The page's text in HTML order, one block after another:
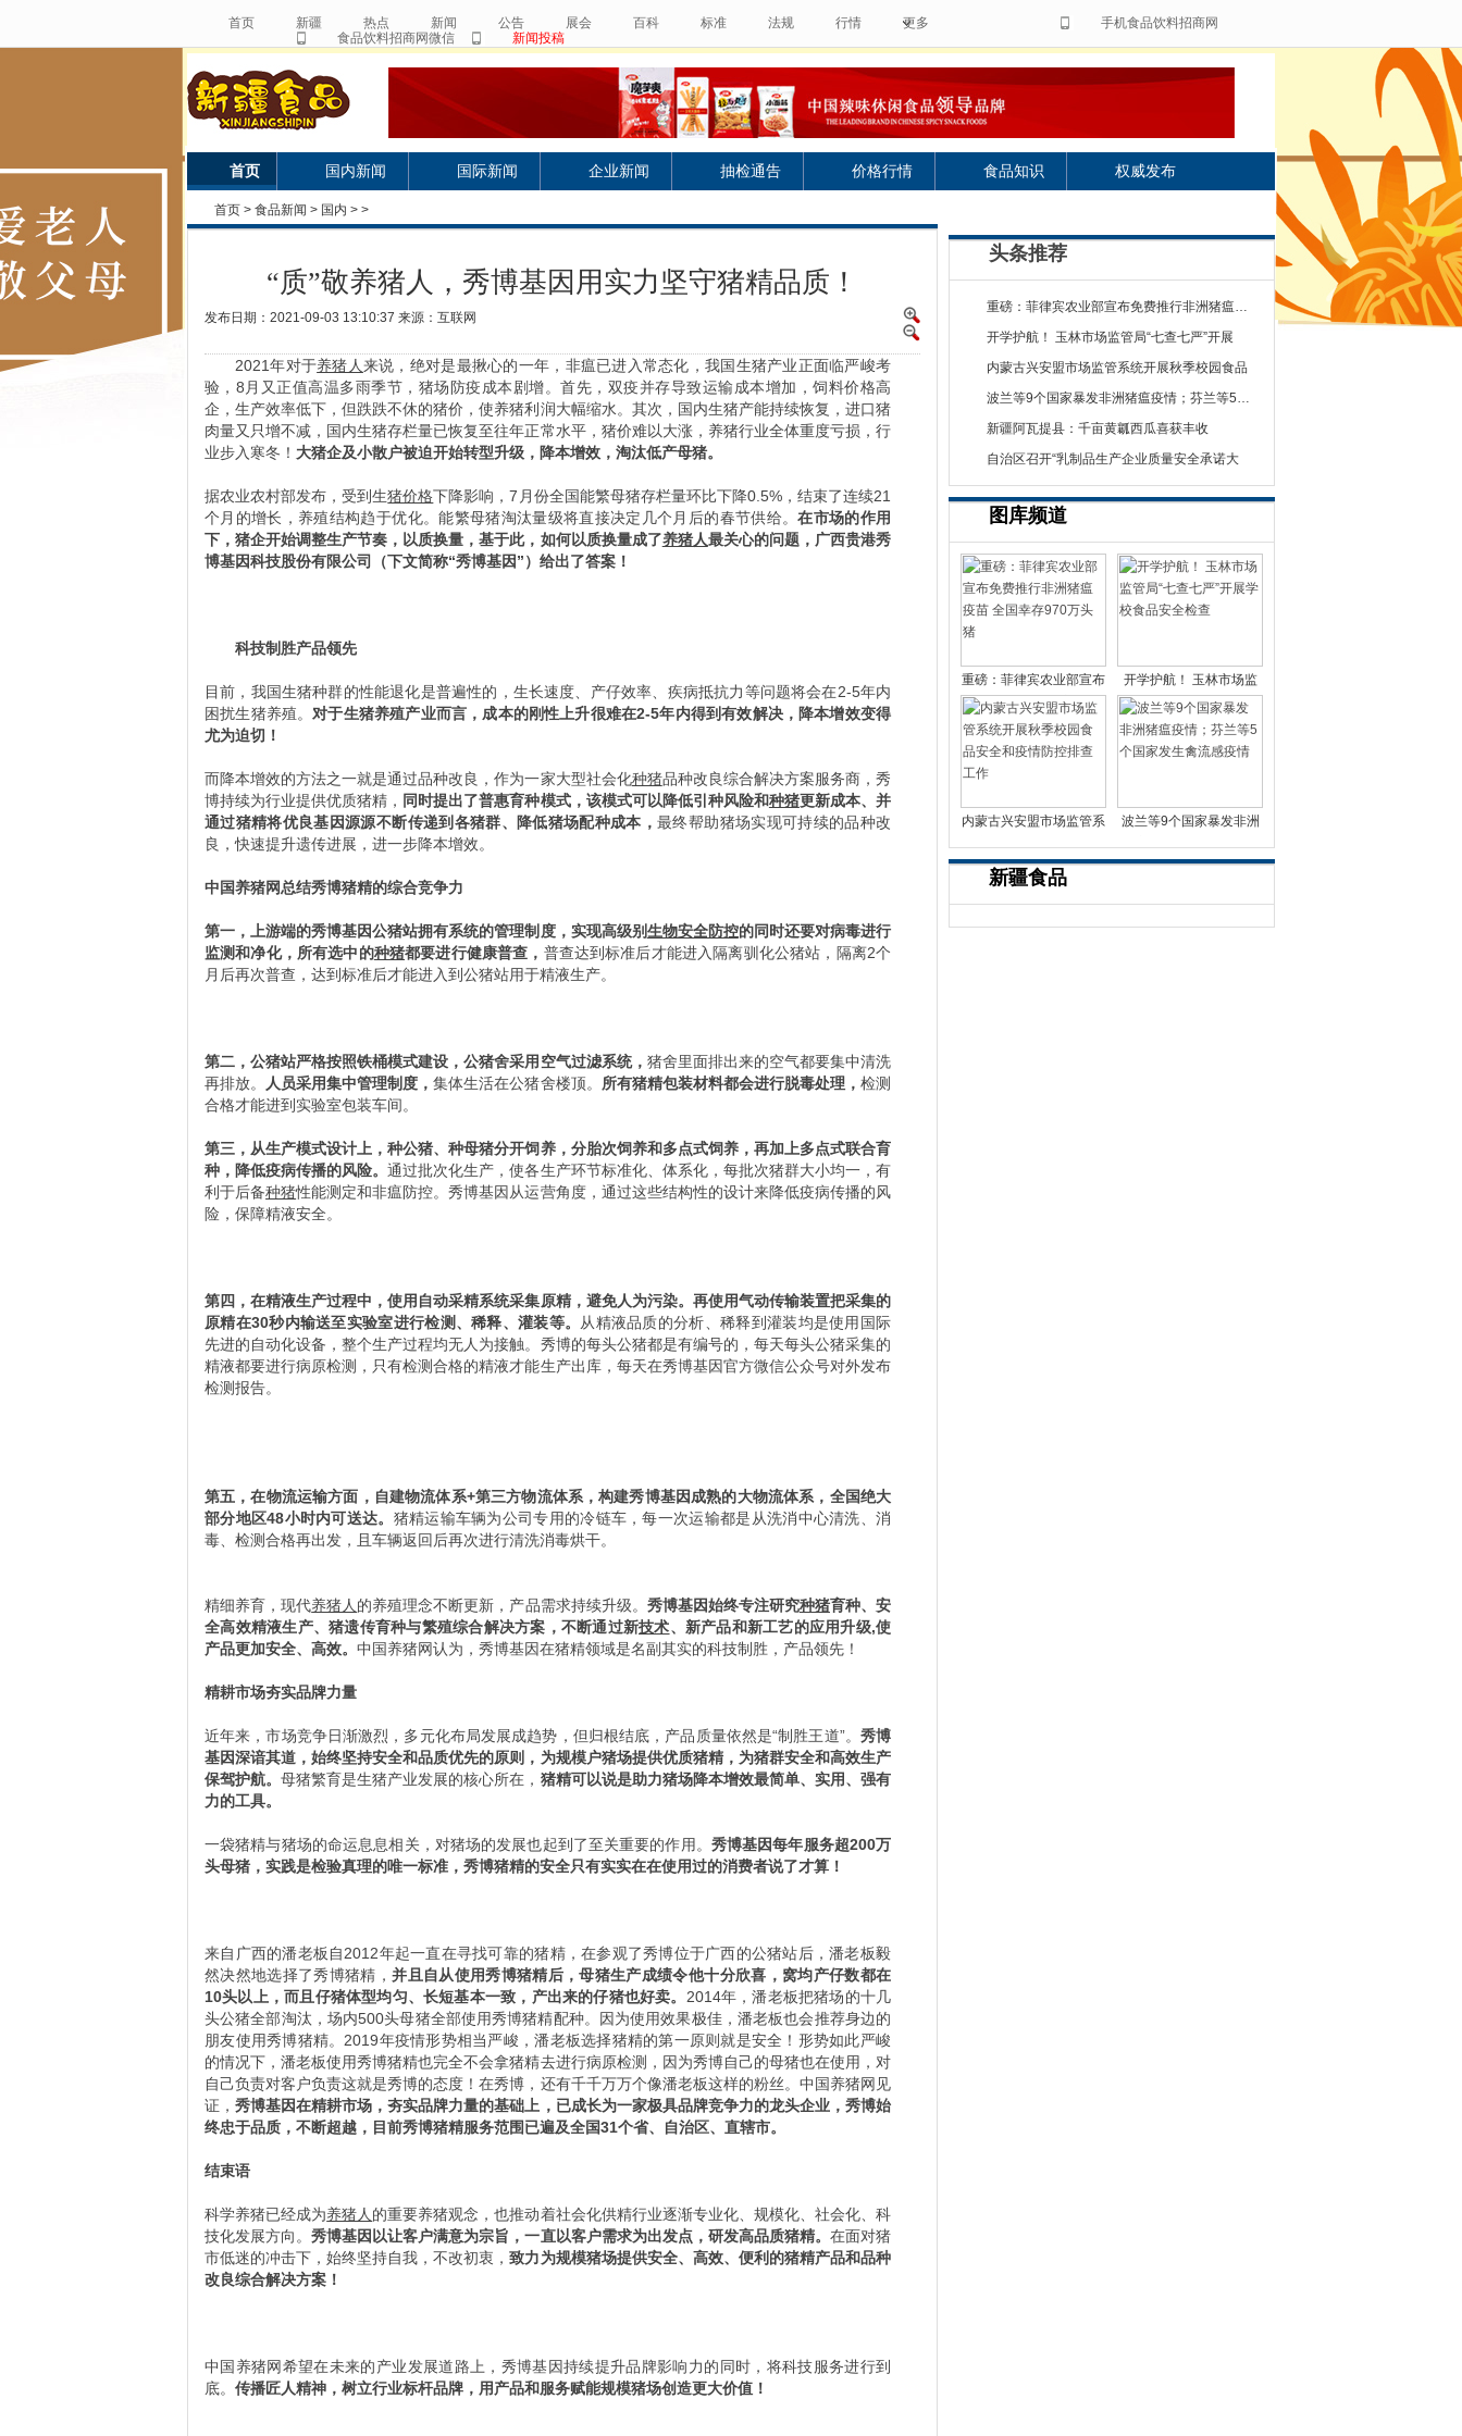
首页 新疆 热点 新闻 公告 展会 百科 标准 法规 行情 更多
手机食品饮料招商网
食品饮料招商网微信
新闻投稿
首页 国内新闻 国际新闻 企业新闻 抽检通告 价格行情 食品知识 权威发布
首页 > 食品新闻 > 国内 > >
“质”敬养猪人，秀博基因用实力坚守猪精品质！
发布日期：2021-09-03 13:10:37 来源：互联网
2021年对于养猪人来说，绝对是最揪心的一年，非瘟已进入常态化，我国生猪产业正面临严峻考
验，8月又正值高温多雨季节，猪场防疫成本剧增。首先，双疫并存导致运输成本增加，饲料价格高
企，生产效率低下，但跌跌不休的猪价，使养猪利润大幅缩水。其次，国内生猪产能持续恢复，进口猪
肉量又只增不减，国内生猪存栏量已恢复至往年正常水平，猪价难以大涨，养猪行业全体重度亏损，行
业步入寒冬！ 大猪企及小散户被迫开始转型升级，降本增效，淘汰低产母猪。
据农业农村部发布，受到生猪价格下降影响，7月份全国能繁母猪存栏量环比下降0.5%，结束了连续21
个月的增长，养殖结构趋于优化。能繁母猪淘汰量级将直接决定几个月后的春节供给。在市场的作用
下，猪企开始调整生产节奏，以质换量，基于此，如何以质换量成了养猪人最关心的问题，广西贵港秀
博基因科技股份有限公司（下文简称“秀博基因”）给出了答案！
科技制胜产品领先
目前，我国生猪种群的性能退化是普遍性的，生长速度、产仔效率、疾病抵抗力等问题将会在2-5年内
困扰生猪养殖。 对于生猪养殖产业而言，成本的刚性上升很难在2-5年内得到有效解决，降本增效变得
尤为迫切！
而降本增效的方法之一就是通过品种改良，作为一家大型社会化种猪品种改良综合解决方案服务商，秀
博持续为行业提供优质猪精， 同时提出了普惠育种模式，该模式可以降低引种风险和种猪更新成本、并
通过猪精将优良基因源源不断传递到各猪群、降低猪场配种成本，最终帮助猪场实现可持续的品种改
良，快速提升遗传进展，进一步降本增效。
中国养猪网总结秀博猪精的综合竞争力
第一，上游端的秀博基因公猪站拥有系统的管理制度，实现高级别生物安全防控的同时还要对病毒进行
监测和净化，所有选中的种猪都要进行健康普查， 普查达到标准后才能进入隔离驯化公猪站，隔离2个
月后再次普查，达到标准后才能进入到公猪站用于精液生产。
第二，公猪站严格按照铁桶模式建设，公猪舍采用空气过滤系统， 猪舍里面排出来的空气都要集中清洗
再排放。
人员采用集中管理制度，集体生活在公猪舍楼顶。 所有猪精包装材料都会进行脱毒处理，检测
合格才能进到实验室包装车间。
第三，从生产模式设计上，种公猪、种母猪分开饲养，分胎次饲养和多点式饲养，再加上多点式联合育
种，降低疫病传播的风险。通过批次化生产，使各生产环节标准化、体系化，每批次猪群大小均一，有
利于后备种猪性能测定和非瘟防控。秀博基因从运营角度，通过这些结构性的设计来降低疫病传播的风
险，保障精液安全。
第四，在精液生产过程中，使用自动采精系统采集原精，避免人为污染。再使用气动传输装置把采集的
原精在30秒内输送至实验室进行检测、稀释、灌装等。
从精液品质的分析、稀释到灌装均是使用国际
先进的自动化设备，整个生产过程均无人为接触。秀博的每头公猪都是有编号的，每天每头公猪采集的
精液都要进行病原检测，只有检测合格的精液才能生产出库，每天在秀博基因官方微信公众号对外发布
检测报告。
第五，在物流运输方面，自建物流体系+第三方物流体系，构建秀博基因成熟的大物流体系，全国绝大
部分地区48小时内可送达。 猪精运输车辆为公司专用的冷链车，每一次运输都是从洗消中心清洗、消
毒、检测合格再出发，且车辆返回后再次进行清洗消毒烘干。
精细养育，现代养猪人 的养殖理念不断更新，产品需求持续升级。 秀博基因始终专注研究种猪育种、安
全高效精液生产、猪遗传育种与繁殖综合解决方案，不断通过新技术、新产品和新工艺的应用升级,使
产品更加安全、高效。 中国养猪网认为，秀博基因在猪精领域是名副其实的科技制胜，产品领先！
精耕市场夯实品牌力量
近年来，市场竞争日渐激烈，多元化布局发展成趋势，但归根结底，产品质量依然是“制胜王道”。 秀博
基因深谙其道，始终坚持安全和品质优先的原则，为规模户猪场提供优质猪精，为猪群安全和高效生产
保驾护航。母猪繁育是生猪产业发展的核心所在， 猪精可以说是助力猪场降本增效最简单、实用、强有
力的工具。
一袋猪精与猪场的命运息息相关，对猪场的发展也起到了至关重要的作用。 秀博基因每年服务超200万
头母猪，实践是检验真理的唯一标准，秀博猪精的安全只有实实在在使用过的消费者说了才算！
来自广西的潘老板自2012年起一直在寻找可靠的猪精，在参观了秀博位于广西的公猪站后，潘老板毅
然决然地选择了秀博猪精，并且自从使用秀博猪精后，母猪生产成绩令他十分欣喜，窝均产仔数都在
10头以上，而且仔猪体型均匀、长短基本一致，产出来的仔猪也好卖。 2014年，潘老板把猪场的十几
头公猪全部淘汰，场内500头母猪全部使用秀博猪精配种。因为使用效果极佳，潘老板也会推荐身边的
朋友使用秀博猪精。2019年疫情形势相当严峻，潘老板选择猪精的第一原则就是安全！形势如此严峻
的情况下，潘老板使用秀博猪精也完全不会拿猪精去进行病原检测，因为秀博自己的母猪也在使用，对
自己负责对客户负责这就是秀博的态度！在秀博，还有千千万万个像潘老板这样的粉丝。中国养猪网见
证，秀博基因在精耕市场，夯实品牌力量的基础上，已成长为一家极具品牌竞争力的龙头企业，秀博始
终忠于品质，不断超越，目前秀博猪精服务范围已遍及全国31个省、自治区、直辖市。
结束语
科学养猪已经成为养猪人 的重要养猪观念，也推动着社会化供精行业逐渐专业化、规模化、社会化、科
技化发展方向。秀博基因以让客户满意为宗旨，一直以客户需求为出发点，研发高品质猪精。 在面对猪
市低迷的冲击下，始终坚持自我，不改初衷，致力为规模猪场提供安全、高效、便利的猪精产品和品种
改良综合解决方案！
中国养猪网希望在未来的产业发展道路上，秀博基因持续提升品牌影响力的同时，将科技服务进行到
底。 传播匠人精神，树立行业标杆品牌，用产品和服务赋能规模猪场创造更大价值！
头条推荐
重磅：菲律宾农业部宣布免费推行非洲猪瘟疫苗
开学护航！ 玉林市场监管局“七查七严”开展
内蒙古兴安盟市场监管系统开展秋季校园食品
波兰等9个国家暴发非洲猪瘟疫情；芬兰等5个国
新疆阿瓦提县：千亩黄瓤西瓜喜获丰收
自治区召开“乳制品生产企业质量安全承诺大
图库频道
重磅：菲律宾农业部宣布
免费推行非洲猪瘟疫苗
开学护航！ 玉林市场监
管局“七查七严”开展
内蒙古兴安盟市场监管系
波兰等9个国家暴发非洲
新疆食品